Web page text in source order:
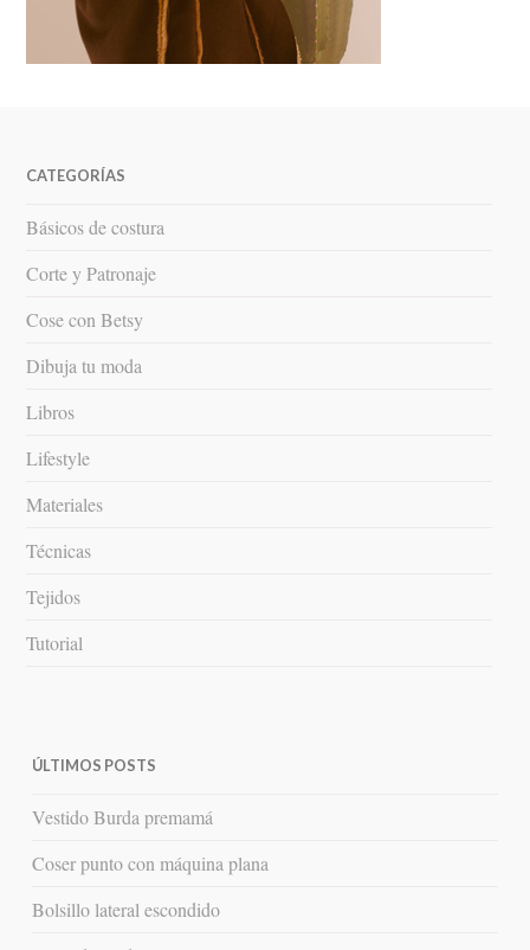
CATEGORÍAS
Básicos de costura
Corte y Patronaje
Cose con Betsy
Dibuja tu moda
Libros
Lifestyle
Materiales
Técnicas
Tejidos
Tutorial
ÚLTIMOS POSTS
Vestido Burda premamá
Coser punto con máquina plana
Bolsillo lateral escondido